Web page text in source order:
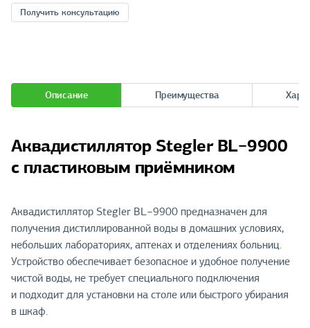
Получить консультацию
Описание Преимущества
Аквадистиллятор Stegler BL−9900
с пластиковым приёмником
Аквадистиллятор Stegler BL−9900 предназначен для
получения дистиллированной воды в домашних условиях,
небольших лабораториях, аптеках и отделениях больниц.
Устройство обеспечивает безопасное и удобное получение
чистой воды, не требует специального подключения
и подходит для установки на столе или быстрого убирания
в шкаф.